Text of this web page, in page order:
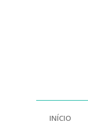
INÍCIO